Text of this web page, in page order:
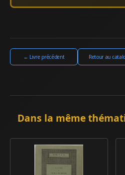
← Livre précédent Retour au
Dans la même